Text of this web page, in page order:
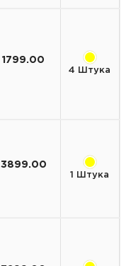
1799.00
4 Штука
3899.00
1 Штука